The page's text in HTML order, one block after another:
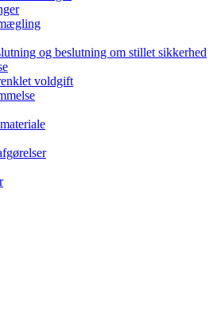
og beslutning om stillet sikkerhed
voldgift